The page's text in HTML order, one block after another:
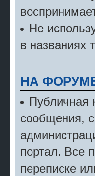
Не
в названиях
НА
Публичная
сообщения,
портал. Все
переписке